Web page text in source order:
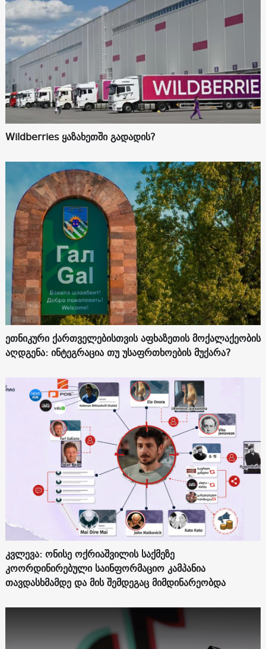
Wildberries ყაზახეთში გადადის?
ეთნიკური ქართველებისთვის აფხაზეთის მოქალაქეობის
აღდგენა: ინტეგრაცია თუ უსაფრთხოების მუქარა?
კვლევა: ონისე ოქრიაშვილის საქმეზე
კოორდინირებული საინფორმაციო კამპანია
თავდასხმამდე და მის შემდეგაც მიმდინარეობდა